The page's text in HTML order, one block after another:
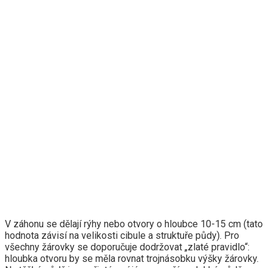
V záhonu se dělají rýhy nebo otvory o hloubce 10-15 cm (tato
hodnota závisí na velikosti cibule a struktuře půdy). Pro
všechny žárovky se doporučuje dodržovat „zlaté pravidlo“:
hloubka otvoru by se měla rovnat trojnásobku výšky žárovky.